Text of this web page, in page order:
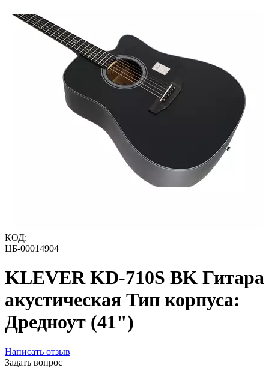
КОД:
ЦБ-00014904
KLEVER KD-710S BK Гитара
акустическая Тип корпуса:
Дредноут (41")
Написать отзыв
Задать вопрос